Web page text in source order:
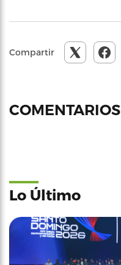
Compartir
COMENTARIOS
Lo Último